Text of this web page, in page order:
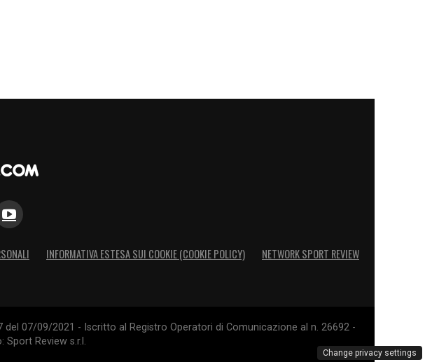
INFORMATIVA ESTESA SUI COOKIE (COOKIE POLICY) NETWORK SPORT REVIEW
07/09/2021 - Iscritto al Registro Operatori di Comunicazione al n. 26692 -
Sport Review s.r.l.
Change privacy settings